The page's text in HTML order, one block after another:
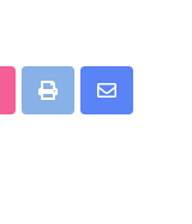
Print
Share